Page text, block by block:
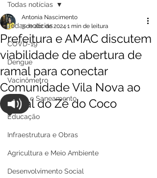
Todas notícias
COVD-19
Dengue
Vacinômetro
Saúde e Saneamento
Educação
Infraestrutura e Obras
Agricultura e Meio Ambiente
Desenvolvimento Social
Todas notícias
Prefeitura e AMAC discutem
viabilidade de abertura de
ramal para conectar
Comunidade Vila Nova ao
Ramal do Zé do Coco
Antonia Nascimento
3 de abr. de 2024 1 min de leitura